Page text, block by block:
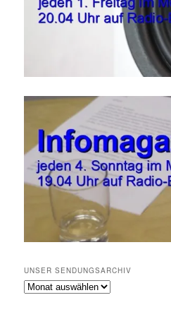
UNSER SENDUNGSARCHIV
Unser